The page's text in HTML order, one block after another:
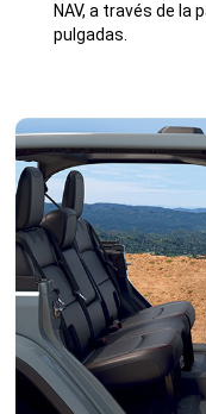
NAV, a través de la
pulgadas.